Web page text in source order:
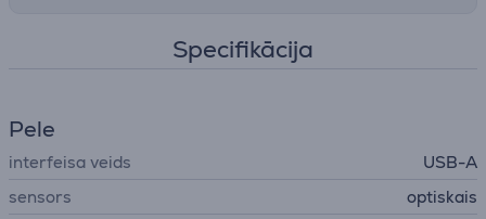
Specifikācija
Pele
interfeisa veids
USB-A
sensors
optiskais